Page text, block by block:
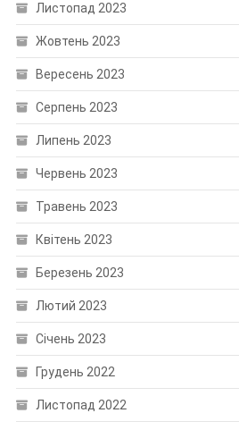
Листопад 2023
Жовтень 2023
Вересень 2023
Серпень 2023
Липень 2023
Червень 2023
Травень 2023
Квітень 2023
Березень 2023
Лютий 2023
Січень 2023
Грудень 2022
Листопад 2022